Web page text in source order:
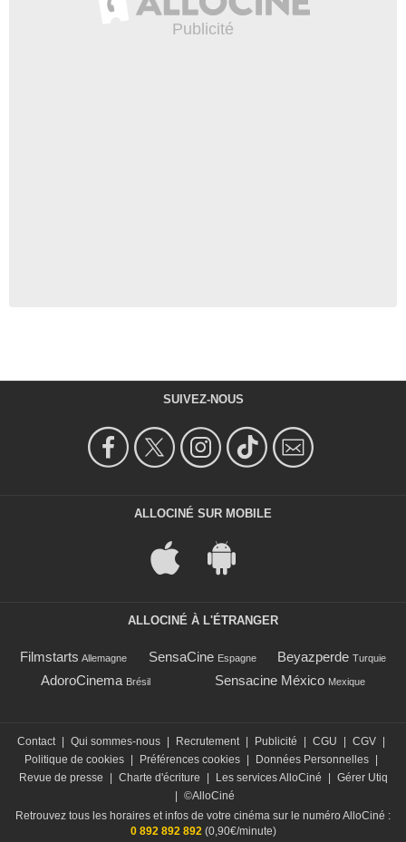
SUIVEZ-NOUS
ALLOCINÉ SUR MOBILE
ALLOCINÉ À L'ÉTRANGER
Filmstarts Allemagne SensaCine Espagne Beyazperde Turquie
AdoroCinema Brésil Sensacine México Mexique
Contact Qui sommes-nous Recrutement Publicité CGU CGV
Politique de cookies
Préférences cookies Données Personnelles
Revue de presse
Charte d'écriture Les services AlloCiné
Gérer Utiq
©AlloCiné
Retrouvez tous les horaires et infos de votre cinéma sur le numéro AlloCiné :
0 892 892 892(0,90€/minute)